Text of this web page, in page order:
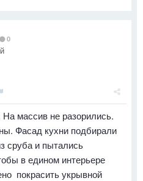
0
массив не разорились.
Фасад кухни подбирали
сруба и пытались
в едином интерьере
покрасить укрывной